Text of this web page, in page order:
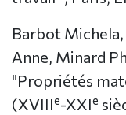
Barbot
Anne, Minard
"Propriétés
(XVIIIe-XXIe